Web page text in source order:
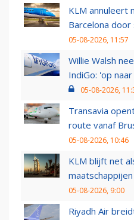
KLM annuleert
Barcelona door
05-08-2026, 11:57
Willie Walsh
IndiGo: 'op
05-08-2026,
Transavia
route vanaf
05-08-2026, 10:46
KLM blijft net
05-08-2026, 9:00
Riyadh Air